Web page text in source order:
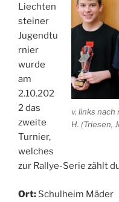
v. links nach
H. (Triesen,
Liechten
steiner
Jugendtu
rnier
wurde
am
2.10.202
2 das
zweite
Turnier,
welches
zur Rallye-Serie zählt
Ort: Schulheim Mäder